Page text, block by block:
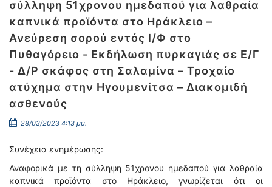
σύλληψη 51χρονου ημεδαπού για λαθραία
καπνικά προϊόντα στο Ηράκλειο –
Ανεύρεση σορού εντός Ι/Φ στο
Πυθαγόρειο - Εκδήλωση πυρκαγιάς σε Ε/Γ
- Δ/Ρ σκάφος στη Σαλαμίνα – Τροχαίο
ατύχημα στην Ηγουμενίτσα – Διακομιδή
ασθενούς
28/03/2023 4:13 μμ.
Συνέχεια ενημέρωσης:
Αναφορικά με τη σύλληψη 51χρονου ημεδαπού για λαθραία
καπνικά προϊόντα στο Ηράκλειο, γνωρίζεται ότι οι